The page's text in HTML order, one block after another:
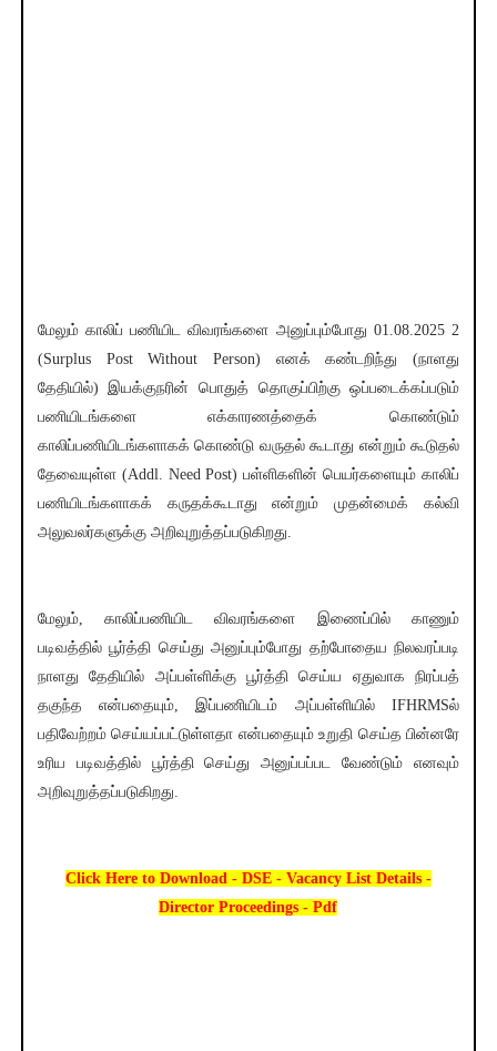
மேலும் காலிப் பணியிட விவரங்களை அனுப்பும்போது 01.08.2025 2
(Surplus Post Without Person) எனக் கண்டறிந்து (நாளது
தேதியில்) இயக்குநரின் பொதுத் தொகுப்பிற்கு ஒப்படைக்கப்படும்
பணியிடங்களை எக்காரணத்தைக் கொண்டும்
காலிப்பணியிடங்களாகக் கொண்டு வருதல் கூடாது என்றும் கூடுதல்
தேவையுள்ள (Addl. Need Post) பள்ளிகளின் பெயர்களையும் காலிப்
பணியிடங்களாகக் கருதக்கூடாது என்றும் முதன்மைக் கல்வி
அலுவலர்களுக்கு அறிவுறுத்தப்படுகிறது.
மேலும், காலிப்பணியிட விவரங்களை இணைப்பில் காணும்
படிவத்தில் பூர்த்தி செய்து அனுப்பும்போது தற்போதைய நிலவரப்படி
நாளது தேதியில் அப்பள்ளிக்கு பூர்த்தி செய்ய ஏதுவாக நிரப்பத்
தகுந்த என்பதையும், இப்பணியிடம் அப்பள்ளியில் IFHRMSல்
பதிவேற்றம் செய்யப்பட்டுள்ளதா என்பதையும் உறுதி செய்த பின்னரே
உரிய படிவத்தில் பூர்த்தி செய்து அனுப்பப்பட வேண்டும் எனவும்
அறிவுறுத்தப்படுகிறது.
Click Here to Download - DSE - Vacancy List Details -
Director Proceedings - Pdf